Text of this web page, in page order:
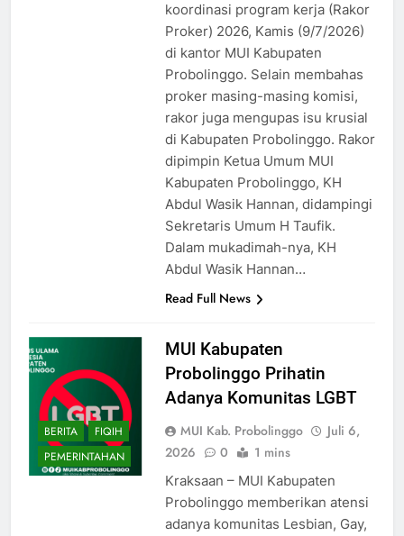
koordinasi program kerja (Rakor
Proker) 2026, Kamis (9/7/2026)
di kantor MUI Kabupaten
Probolinggo. Selain membahas
proker masing-masing komisi,
rakor juga mengupas isu krusial
di Kabupaten Probolinggo. Rakor
dipimpin Ketua Umum MUI
Kabupaten Probolinggo, KH
Abdul Wasik Hannan, didampingi
Sekretaris Umum H Taufik.
Dalam mukadimah-nya, KH
Abdul Wasik Hannan…
Read Full News
BERITA
FIQIH
PEMERINTAHAN
MUI Kabupaten
Probolinggo Prihatin
Adanya Komunitas LGBT
MUI Kab. Probolinggo
Juli 6,
2026
0 1 mins
Kraksaan – MUI Kabupaten
Probolinggo memberikan atensi
adanya komunitas Lesbian, Gay,